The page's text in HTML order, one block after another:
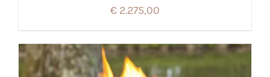
€ 2.275,00